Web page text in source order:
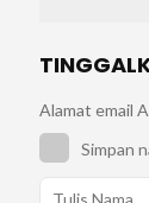
Alamat email
Simpan